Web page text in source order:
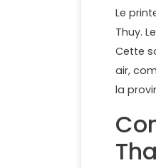
Le
Thuy.
Cette
air,
la